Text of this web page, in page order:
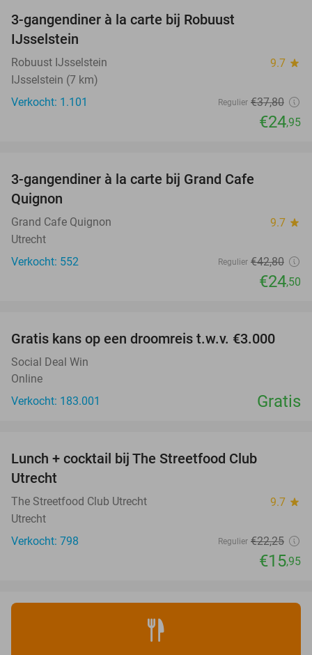
3-gangendiner à la carte bij Robuust
IJsselstein
Robuust IJsselstein 9.7 star
IJsselstein (7 km)
Verkocht: 1.101
Regulier €37,80
€24,95
3-gangendiner à la carte bij Grand Cafe
Quignon
Grand Cafe Quignon 9.7 star
Utrecht
Verkocht: 552
Regulier €42,80
€24,50
Gratis kans op een droomreis t.w.v. €3.000
Social Deal Win
Online
Verkocht: 183.001
Gratis
Lunch + cocktail bij The Streetfood Club
Utrecht
The Streetfood Club Utrecht 9.7 star
Utrecht
Verkocht: 798
Regulier €22,25
€15,95